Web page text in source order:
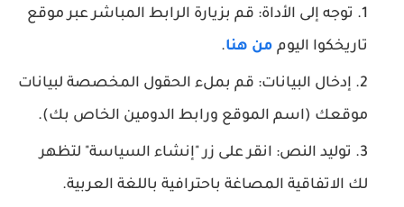
توجه إلى الأداة: قم بزيارة الرابط المباشر عبر موقع
تاريخكوا اليوم من هنا.
إدخال البيانات: قم بملء الحقول المخصصة لبيانات
موقعك (اسم الموقع ورابط الدومين الخاص بك).
توليد النص: انقر على زر"إنشاء السياسة" لتظهر
لك الاتفاقية المصاغة باحترافية باللغة العربية.